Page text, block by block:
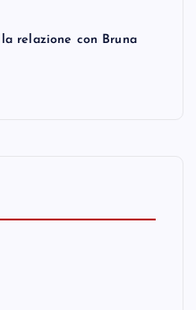
relazione con Bruna